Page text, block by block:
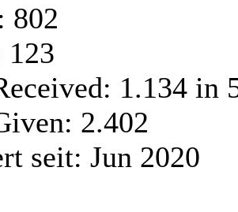
802
123
1.134 in
2.402
seit: Jun 2020